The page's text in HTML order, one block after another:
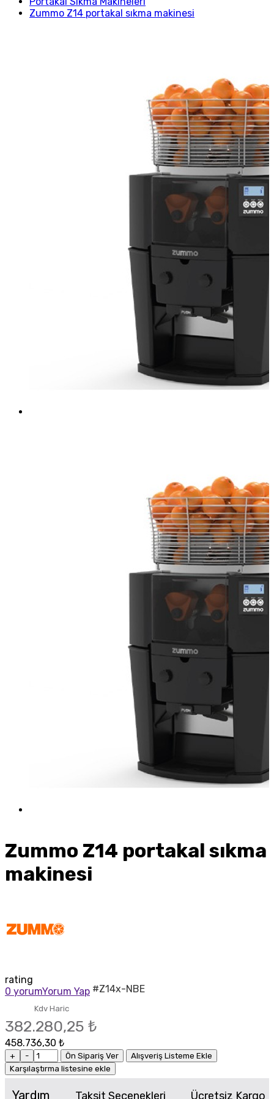
Zummo Z14 portakal sıkma makinesi
Zummo Z14 portakal sıkma
makinesi
rating
0 yorumYorum Yap #Z14x-NBE
Kdv Haric
382.280,25 ₺
458.736,30 ₺
+ - Ön Sipariş Ver
Alışveriş Listeme Ekle
Karşılaştırma listesine ekle
Yardım Taksit Seçenekleri
Ücretsiz Kargo